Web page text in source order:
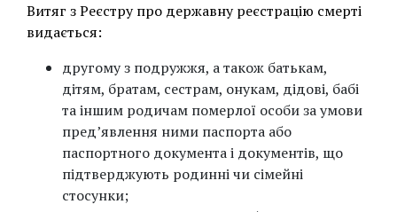
Витяг з Реєстру про державну реєстрацію смерті
видається:
другому з подружжя, а також батькам,
дітям, братам, сестрам, онукам, дідові, бабі
та іншим родичам померлої особи за умови
пред’явлення ними паспорта або
паспортного документа і документів, що
підтверджують родинні чи сімейні
стосунки;